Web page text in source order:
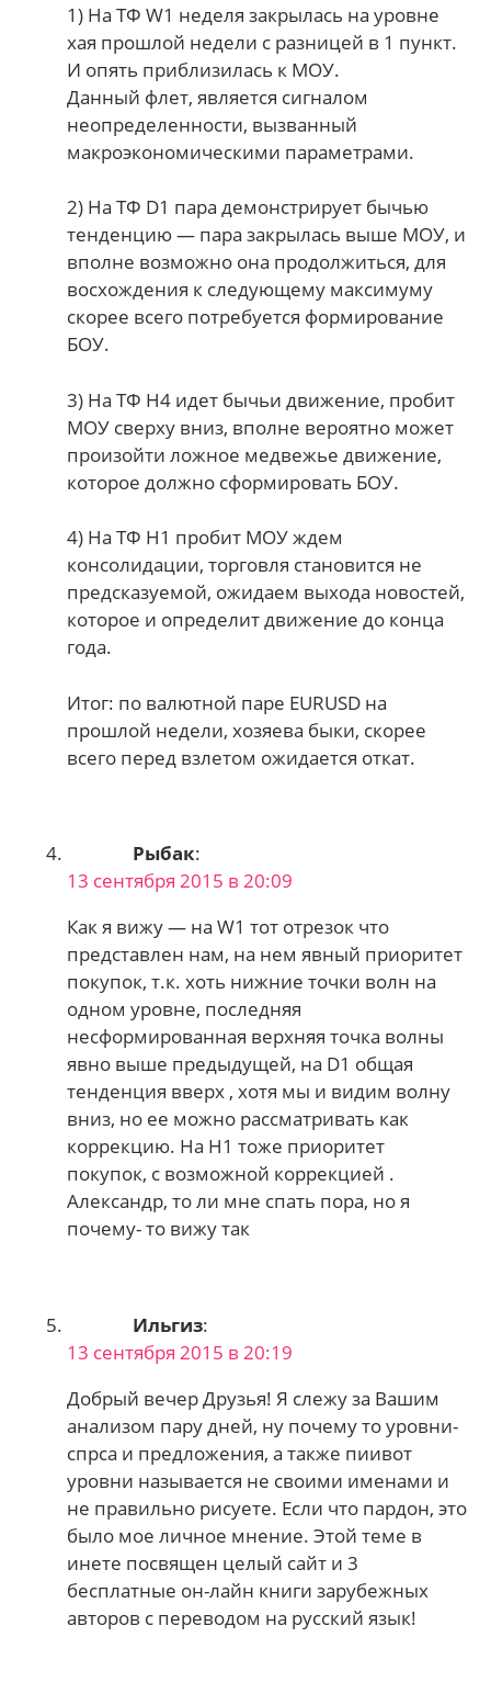
1) На ТФ W1 неделя закрылась на уровне
хая прошлой недели с разницей в 1 пункт.
И опять приблизилась к МОУ.
Данный флет, является сигналом
неопределенности, вызванный
макроэкономическими параметрами.
2) На ТФ D1 пара демонстрирует бычью
тенденцию — пара закрылась выше МОУ, и
вполне возможно она продолжиться, для
восхождения к следующему максимуму
скорее всего потребуется формирование
БОУ.
3) На ТФ H4 идет бычьи движение, пробит
МОУ сверху вниз, вполне вероятно может
произойти ложное медвежье движение,
которое должно сформировать БОУ.
4) На ТФ H1 пробит МОУ ждем
консолидации, торговля становится не
предсказуемой, ожидаем выхода новостей,
которое и определит движение до конца
года.
Итог: по валютной паре EURUSD на
прошлой недели, хозяева быки, скорее
всего перед взлетом ожидается откат.
Рыбак:
13 сентября 2015 в 20:09
Как я вижу — на W1 тот отрезок что
представлен нам, на нем явный приоритет
покупок, т.к. хоть нижние точки волн на
одном уровне, последняя
несформированная верхняя точка волны
явно выше предыдущей, на D1 общая
тенденция вверх , хотя мы и видим волну
вниз, но ее можно рассматривать как
коррекцию. На Н1 тоже приоритет
покупок, с возможной коррекцией .
Александр, то ли мне спать пора, но я
почему- то вижу так
Ильгиз:
13 сентября 2015 в 20:19
Добрый вечер Друзья! Я слежу за Вашим
анализом пару дней, ну почему то уровни-
спрса и предложения, а также пиивот
уровни называется не своими именами и
не правильно рисуете. Если что пардон, это
было мое личное мнение. Этой теме в
инете посвящен целый сайт и 3
бесплатные он-лайн книги зарубежных
авторов с переводом на русский язык!